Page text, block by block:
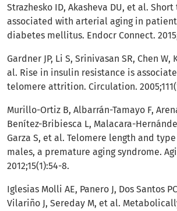
Strazhesko ID, Akasheva DU, et al.
associated with arterial aging in
diabetes mellitus. Endocr Connect.
Gardner JP, Li S, Srinivasan SR, Chen W,
al. Rise in insulin resistance is
telomere attrition. Circulation.
Murillo-Ortiz B, Albarrán-Tamayo F,
Benítez-Bribiesca L, Malacara-
Garza S, et al. Telomere length and
males, a premature aging syndrome.
2012;15(1):54-8.
Iglesias Molli AE, Panero J, Dos Santos
Vilariño J, Sereday M, et al.